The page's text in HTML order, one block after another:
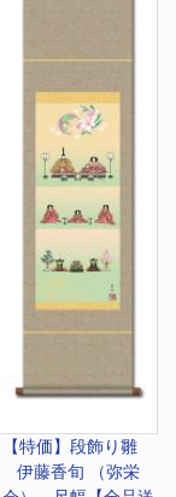
【特価】段飾り雛
伊藤香旬 （弥栄